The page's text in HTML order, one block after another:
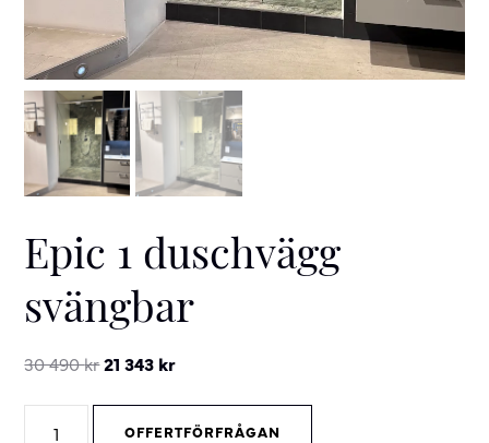
Epic 1 duschvägg
svängbar
30 490krOriginal
21 343 krCurrent
OFFERTFÖRFRÅGAN